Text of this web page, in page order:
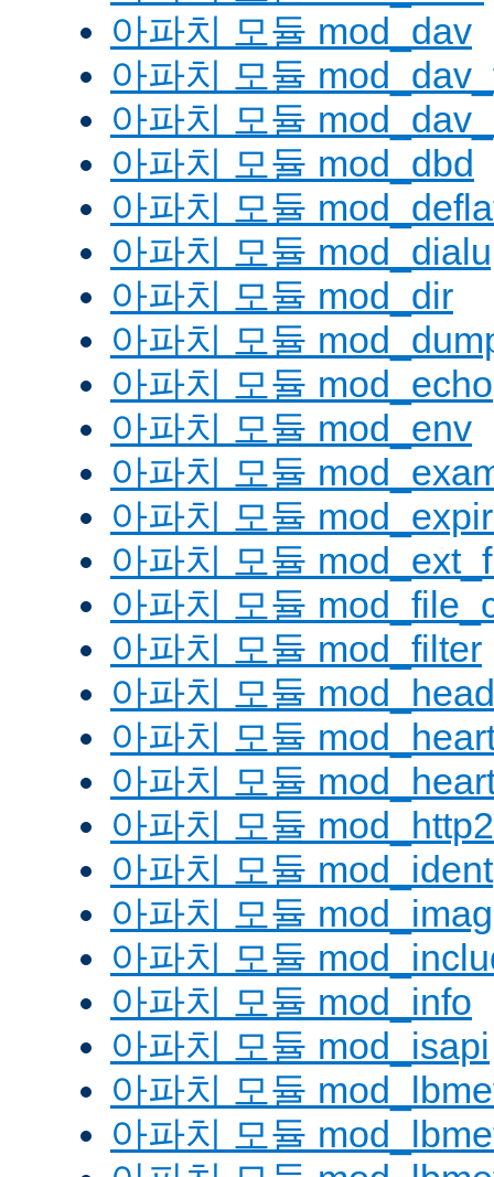
아파치 모듈 mod_dav
아파치 모듈
아파치 모듈
아파치 모듈 mod_dbd
아파치 모듈
아파치 모듈
아파치 모듈 mod_dir
아파치 모듈
아파치 모듈 mod_echo
아파치 모듈 mod_env
아파치 모듈
아파치 모듈
아파치 모듈
아파치 모듈
아파치 모듈 mod_filter
아파치 모듈
아파치 모듈
아파치 모듈
아파치 모듈 mod_http2
아파치 모듈 mod_ident
아파치 모듈
아파치 모듈
아파치 모듈 mod_info
아파치 모듈 mod_isapi
아파치 모듈
아파치 모듈